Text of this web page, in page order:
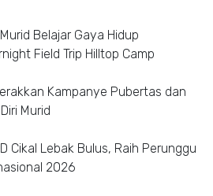
Belajar Gaya Hidup
Field Trip Hilltop Camp
Kampanye Pubertas dan
Murid
Cikal Lebak Bulus, Raih Perunggu
2026